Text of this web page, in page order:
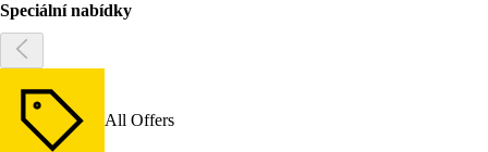
Speciální nabídky
All Offers